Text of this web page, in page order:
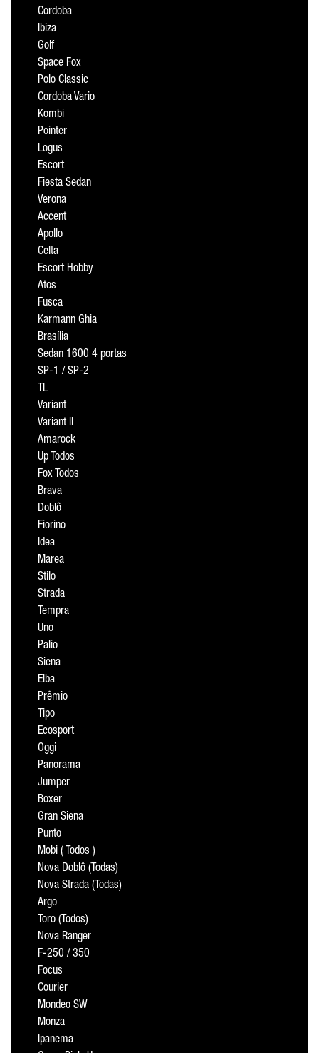
Cordoba
Ibiza
Golf
Space Fox
Polo Classic
Cordoba Vario
Kombi
Pointer
Logus
Escort
Fiesta Sedan
Verona
Accent
Apollo
Celta
Escort Hobby
Atos
Fusca
Karmann Ghia
Brasília
Sedan 1600 4 portas
SP-1 / SP-2
TL
Variant
Variant II
Amarock
Up Todos
Fox Todos
Brava
Doblô
Fiorino
Idea
Marea
Stilo
Strada
Tempra
Uno
Palio
Siena
Elba
Prêmio
Tipo
Ecosport
Oggi
Panorama
Jumper
Boxer
Gran Siena
Punto
Mobi ( Todos )
Nova Doblô (Todas)
Nova Strada (Todas)
Argo
Toro (Todos)
Nova Ranger
F-250 / 350
Focus
Courier
Mondeo SW
Monza
Ipanema